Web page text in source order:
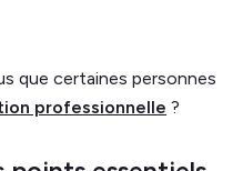
que certaines personnes
professionnelle ?